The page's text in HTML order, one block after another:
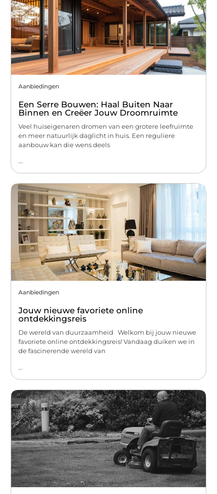
Aanbiedingen
Een Serre Bouwen: Haal Buiten Naar
Binnen en Creëer Jouw Droomruimte
Veel huiseigenaren dromen van een grotere leefruimte
en meer natuurlijk daglicht in huis. Een reguliere
aanbouw kan die wens deels
...
Aanbiedingen
Jouw nieuwe favoriete online
ontdekkingsreis
De wereld van duurzaamheid Welkom bij jouw nieuwe
favoriete online ontdekkingsreis! Vandaag duiken we in
de fascinerende wereld van
...